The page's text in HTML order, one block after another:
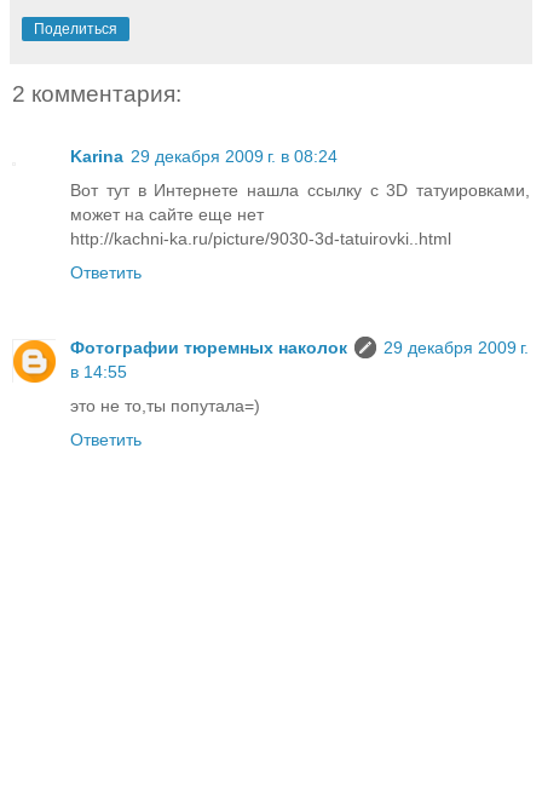
Поделиться
2 комментария:
Karina 29 декабря 2009 г. в 08:24
Вот тут в Интернете нашла ссылку с 3D татуировками,
может на сайте еще нет
http://kachni-ka.ru/picture/9030-3d-tatuirovki..html
Ответить
Фотографии тюремных наколок
29 декабря 2009 г.
в 14:55
это не то,ты попутала=)
Ответить